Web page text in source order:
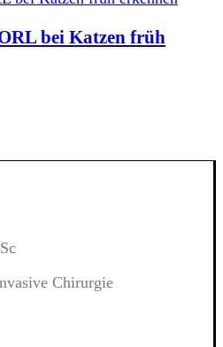
bei Katzen früh
Chirurgie